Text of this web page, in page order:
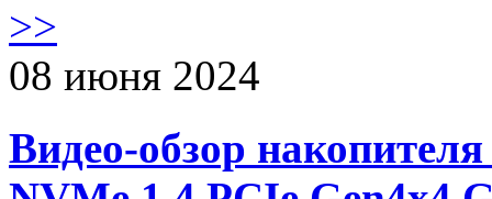
>>
08 июня 2024
Видео-обзор